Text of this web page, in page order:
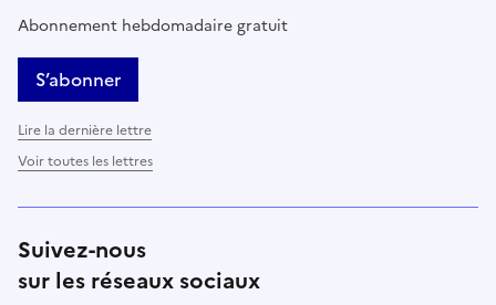
Abonnement hebdomadaire gratuit
S’abonner
Lire la dernière lettre
Voir toutes les lettres
Suivez-nous
sur les réseaux sociaux